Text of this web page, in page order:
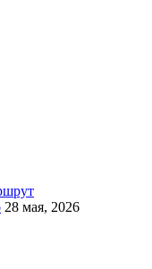
28 мая, 2026